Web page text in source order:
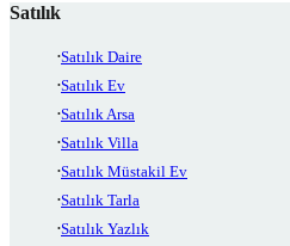
Satılık
Satılık Daire
Satılık Ev
Satılık Arsa
Satılık Villa
Satılık Müstakil Ev
Satılık Tarla
Satılık Yazlık